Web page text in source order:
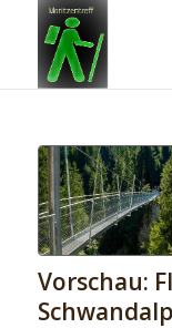
Vorschau: